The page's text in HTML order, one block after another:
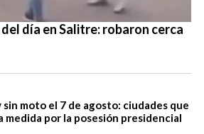
día en Salitre: robaron cerca
sin moto el 7 de agosto: ciudades que
medida por la posesión presidencial